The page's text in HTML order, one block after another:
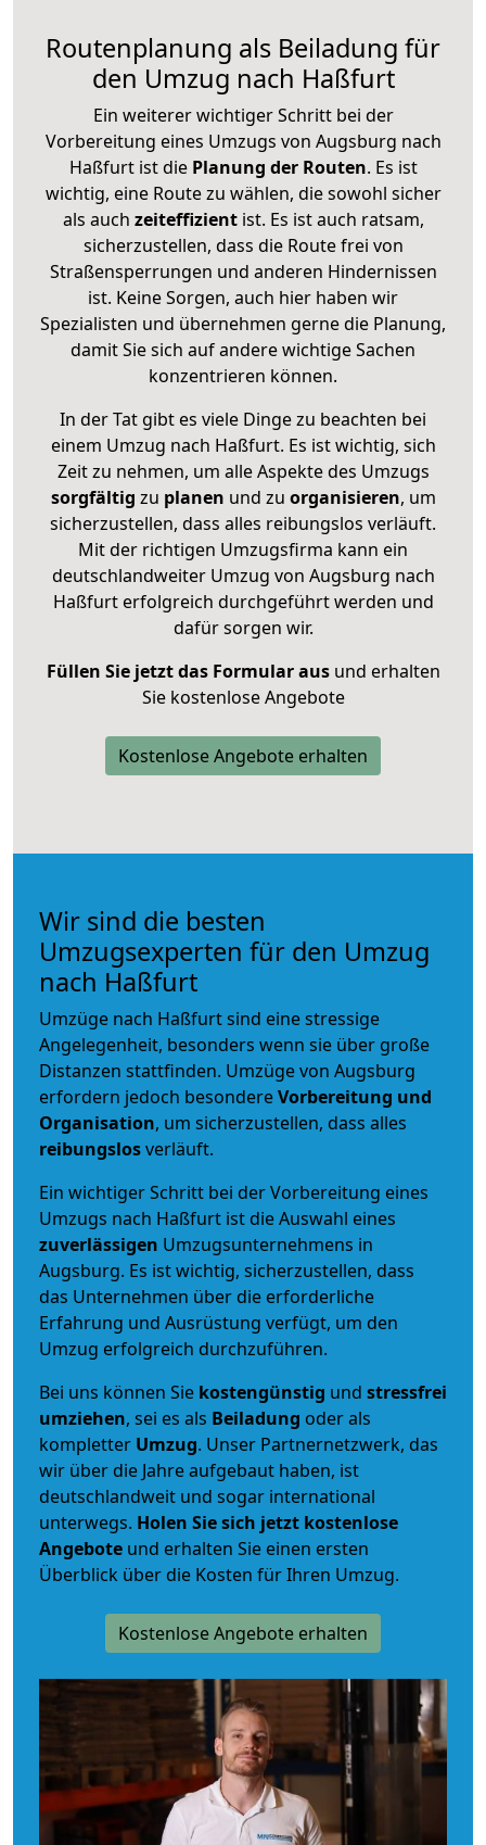
Routenplanung als Beiladung für
den Umzug nach Haßfurt
Ein weiterer wichtiger Schritt bei der
Vorbereitung eines Umzugs von Augsburg nach
Haßfurt ist diePlanung der Routen. Es ist
wichtig, eine Route zu wählen, die sowohl sicher
als auch zeiteffizientist. Es ist auch ratsam,
sicherzustellen, dass die Route frei von
Straßensperrungen und anderen Hindernissen
ist. Keine Sorgen, auch hier haben wir
Spezialisten und übernehmen gerne die Planung,
damit Sie sich auf andere wichtige Sachen
konzentrieren können.
In der Tat gibt es viele Dinge zu beachten bei
einem Umzug nach Haßfurt. Es ist wichtig, sich
Zeit zu nehmen, um alle Aspekte des Umzugs
sorgfältig zu planen und zu organisieren, um
sicherzustellen, dass alles reibungslos verläuft.
Mit der richtigen Umzugsfirma kann ein
deutschlandweiter Umzug von Augsburg nach
Haßfurt erfolgreich durchgeführt werden und
dafür sorgen wir.
Füllen Sie jetzt das Formular ausund erhalten
Sie kostenlose Angebote
Kostenlose Angebote erhalten
Wir sind die besten
Umzugsexperten für den Umzug
nach Haßfurt
Umzüge nach Haßfurt sind eine stressige
Angelegenheit, besonders wenn sie über große
Distanzen stattfinden. Umzüge von Augsburg
erfordern jedoch besondereVorbereitung und
Organisation, um sicherzustellen, dass alles
reibungslosverläuft.
Ein wichtiger Schritt bei der Vorbereitung eines
Umzugs nach Haßfurt ist die Auswahl eines
zuverlässigen Umzugsunternehmens in
Augsburg. Es ist wichtig, sicherzustellen, dass
das Unternehmen über die erforderliche
Erfahrung und Ausrüstung verfügt, um den
Umzug erfolgreich durchzuführen.
Bei uns können Sie kostengünstig und stressfrei
umziehen, sei es als Beiladung oder als
kompletter Umzug. Unser Partnernetzwerk, das
wir über die Jahre aufgebaut haben, ist
deutschlandweit und sogar international
unterwegs. Holen Sie sich jetzt kostenlose
Angebote und erhalten Sie einen ersten
Überblick über die Kosten für Ihren Umzug.
Kostenlose Angebote erhalten